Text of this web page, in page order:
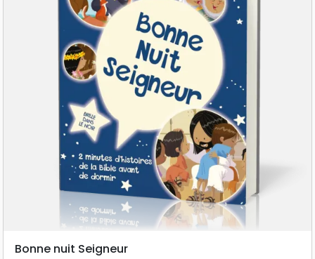
Bonne nuit Seigneur